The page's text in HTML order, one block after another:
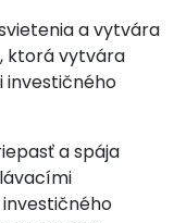
a vytvára
ktorá vytvára
investičného
a spája